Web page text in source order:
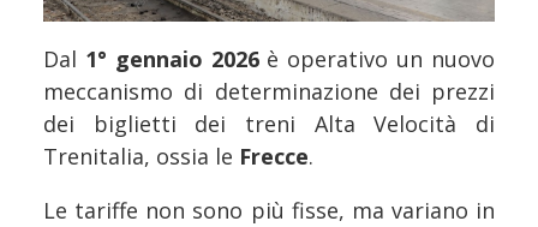
Dal 1° gennaio 2026è operativo un nuovo
meccanismo di determinazione dei prezzi
dei biglietti dei treni Alta Velocità di
Trenitalia, ossia le Frecce.
Le tariffe non sono più fisse, ma variano in